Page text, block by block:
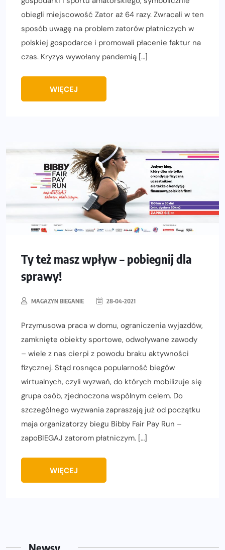
obiegli miejscowość Zator aż 64 razy. Zwracali w ten
sposób uwagę na problem zatorów płatniczych w
polskiej gospodarce i promowali płacenie faktur na
czas. Kryzys wywołany pandemią […]
WIĘCEJ
Ty też masz wpływ – pobiegnij dla
sprawy!
MAGAZYN BIEGANIE 28-04-2021
Przymusowa praca w domu, ograniczenia wyjazdów,
zamknięte obiekty sportowe, odwoływane zawody
– wiele z nas cierpi z powodu braku aktywności
fizycznej. Stąd rosnąca popularność biegów
wirtualnych, czyli wyzwań, do których mobilizuje się
grupa osób, zjednoczona wspólnym celem. Do
szczególnego wyzwania zapraszają już od początku
maja organizatorzy biegu Bibby Fair Pay Run –
zapoBIEGAJ zatorom płatniczym. […]
WIĘCEJ